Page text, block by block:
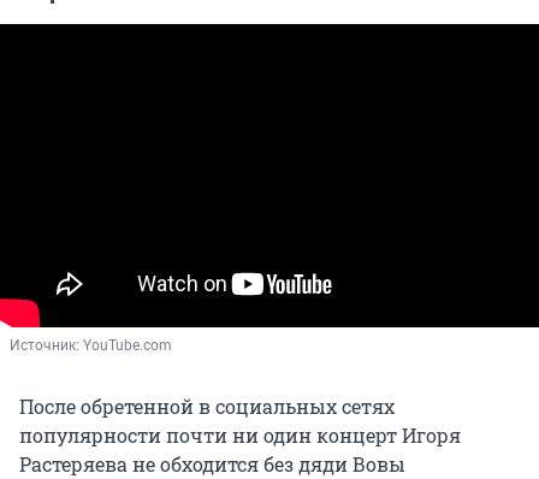
Источник: YouTube.com
После обретенной в социальных сетях
популярности почти ни один концерт Игоря
Растеряева не обходится без дяди Вовы